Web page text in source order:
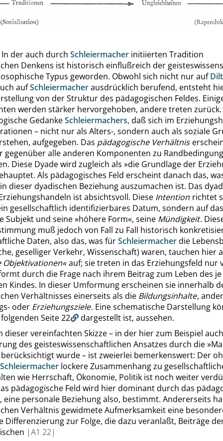
In der auch durch Schleiermacherinitiierten Tradition
Denkens ist historisch einflußreich der
Typus geworden. Obwohl sich nicht nur auf
aufSchleiermacherausdrücklich berufend, entsteht
von der Struktur des pädagogischen Feldes.
werden stärker hervorgehoben, andere treten zurück.
GedankeSchleiermachers, daß sich im
– nicht nur als Alters-, sondern auch als soziale
aufgegeben. Das pädagogische Verhältnis
gegenüber alle anderen Komponenten zu
Diese Dyade wird zugleich als »die Grundlage der
Als pädagogisches Feld erscheint danach das,
dieser dyadischen Beziehung auszumachen ist. Das
ist absichtsvoll. Diese Intention richtet
gesellschaftlich identifizierbares Datum, sondern auf
Subjekt und seine»höhere Form«, seine Mündigkeit.
muß jedoch von Fall zu Fall historisch
Daten, also das, was fürSchleiermacherdie
geselliger Verkehr, Wissenschaft) waren, tauchen hier
« auf; sie treten in das Erziehungsfeld nur
durch die Frage nach ihrem Beitrag zum Leben des je
Kindes. In dieser Umformung erscheinen sie innerhalb
Verhältnisses einerseits als die Bildungsinhalte,
oder Erziehungsziele. Eine schematische Darstellung
Seite 22
dargestellt ist, aussehen.
dieser vereinfachten Skizze – in der hier zum Beispiel
des geisteswissenschaftlichen Ansatzes durch die»
wurde – ist zweierlei bemerkenswert: Der
Schleiermacherlockere Zusammenhang zu
wie Herrschaft, Ökonomie, Politik ist noch weiter
pädagogische Feld wird hier dominant durch das
eine personale Beziehung also, bestimmt. Andererseits
Verhältnis gewidmete Aufmerksamkeit eine
Differenzierung zur Folge, die dazu veranlaßt, Beiträge
|A1 22|